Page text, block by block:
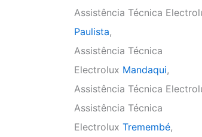
Assistência Técnica
Paulista,
Assistência Técnica
Electrolux Mandaqui,
Assistência Técnica
Assistência Técnica
Electrolux Tremembé,